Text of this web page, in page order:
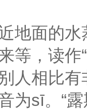
地面的
等，读
人相比
为sī。“